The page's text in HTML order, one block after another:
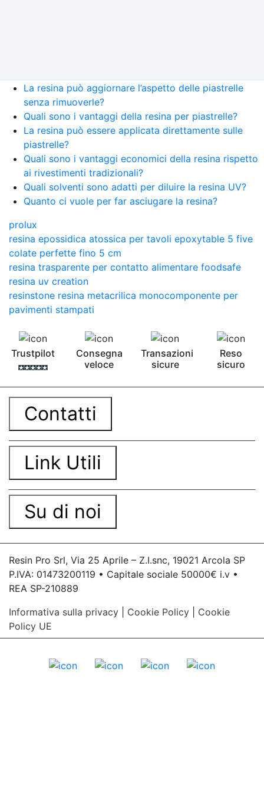
La resina può aggiornare l’aspetto delle piastrelle
senza rimuoverle?
Quali sono i vantaggi della resina per piastrelle?
La resina può essere applicata direttamente sulle
piastrelle?
Quali sono i vantaggi economici della resina rispetto
ai rivestimenti tradizionali?
Quali solventi sono adatti per diluire la resina UV?
Quanto ci vuole per far asciugare la resina?
prolux
resina epossidica atossica per tavoli epoxytable 5 five
colate perfette fino 5 cm
resina trasparente per contatto alimentare foodsafe
resina uv creation
resinstone resina metacrilica monocomponente per
pavimenti stampati
Trustpilot
Consegna
veloce
Transazioni
sicure
Reso
sicuro
Contatti
Link Utili
Su di noi
Resin Pro Srl, Via 25 Aprile – Z.I.snc, 19021 Arcola SP
P.IVA: 01473200119 • Capitale sociale 50000€ i.v •
REA SP-210889
Informativa sulla privacy
Cookie Policy
Cookie
Policy UE